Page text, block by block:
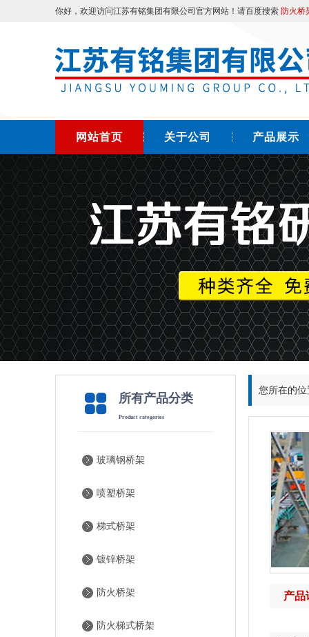
你好，欢迎访问江苏有铭集团有限公司官方网站！请百度搜索 防火桥
网站首页 关于公司 产品展示
所有产品分类
Product categories
玻璃钢桥架
喷塑桥架
梯式桥架
镀锌桥架
防火桥架
防火梯式桥架
您所在的位
产品